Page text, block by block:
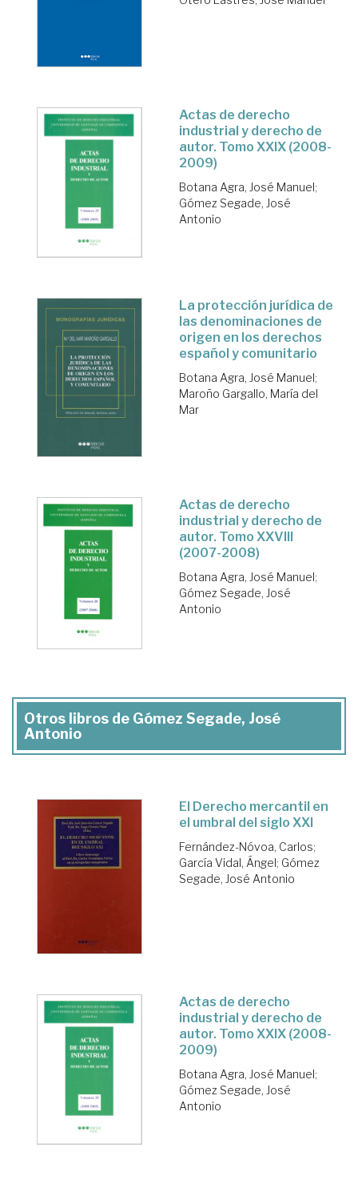
Actas de derecho
industrial y derecho de
autor. Tomo XXIX (2008-
2009)
Botana Agra, José Manuel;
Gómez Segade, José
Antonio
La protección jurídica de
las denominaciones de
origen en los derechos
español y comunitario
Botana Agra, José Manuel;
Maroño Gargallo, María del
Mar
Actas de derecho
industrial y derecho de
autor. Tomo XXVIII
(2007-2008)
Botana Agra, José Manuel;
Gómez Segade, José
Antonio
Otros libros de Gómez Segade, José
Antonio
El Derecho mercantil en
el umbral del siglo XXI
Fernández-Nóvoa, Carlos;
García Vidal, Ángel; Gómez
Segade, José Antonio
Actas de derecho
industrial y derecho de
autor. Tomo XXIX (2008-
2009)
Botana Agra, José Manuel;
Gómez Segade, José
Antonio